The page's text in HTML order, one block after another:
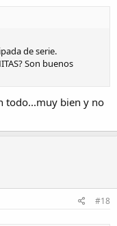
de serie.
Son buenos
todo...muy bien y no
#18